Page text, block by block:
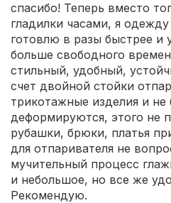
спасибо! Теперь вместо
гладилки часами, я
готовлю в разы быстрее и
больше свободного
стильный, удобный,
счет двойной стойки
трикотажные изделия и
деформируются, этого не
рубашки, брюки, платья
для отпаривателя не
мучительный процесс
и небольшое, но все же
Рекомендую.